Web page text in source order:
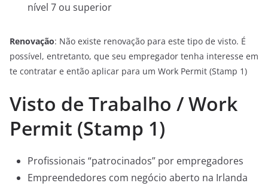
nível 7 ou superior
Renovação: Não existe renovação para este tipo de visto. É
possível, entretanto, que seu empregador tenha interesse em
te contratar e então aplicar para um Work Permit (Stamp 1)
Visto de Trabalho / Work
Permit (Stamp 1)
Profissionais “patrocinados” por empregadores
Empreendedores com negócio aberto na Irlanda